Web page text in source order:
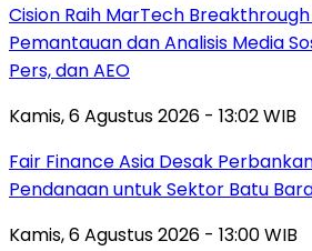
Cision Raih MarTech
Pemantauan dan Analisis Media
Pers, dan AEO
Kamis, 6 Agustus 2026 - 13:02 WIB
Fair Finance Asia Desak
Pendanaan untuk Sektor Batu Bara
Kamis, 6 Agustus 2026 - 13:00 WIB